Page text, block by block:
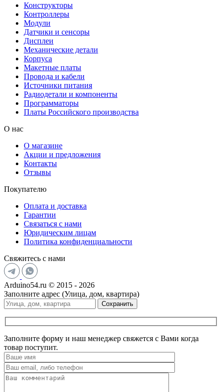
Конструкторы
Контроллеры
Модули
Датчики и сенсоры
Дисплеи
Механические детали
Корпуса
Макетные платы
Провода и кабели
Источники питания
Радиодетали и компоненты
Программаторы
Платы Российского производства
О нас
О магазине
Акции и предложения
Контакты
Отзывы
Покупателю
Оплата и доставка
Гарантии
Связаться с нами
Юридическим лицам
Политика конфиденциальности
Свяжитесь с нами
Arduino54.ru © 2015 - 2026
Заполните адрес (Улица, дом, квартира)
Сохранить
Заполните форму и наш менеджер свяжется с Вами когда
товар поступит.